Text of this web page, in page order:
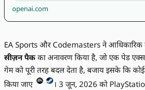
openai.com
EA Sports और Codemasters ने आधिकारिक
सीज़न पैक का अनावरण किया है, जो एक पेड
गेम को पूरी तरह बदल देता है, बजाय इसके कि कोई
किया जाए
। 3 जून, 2026 को